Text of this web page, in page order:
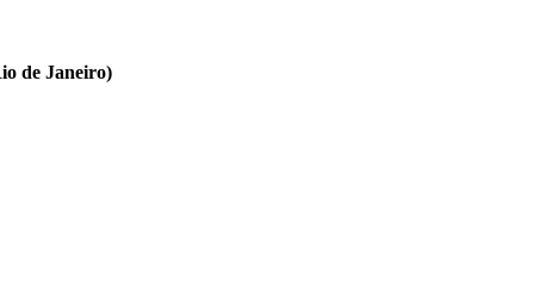
de Janeiro)